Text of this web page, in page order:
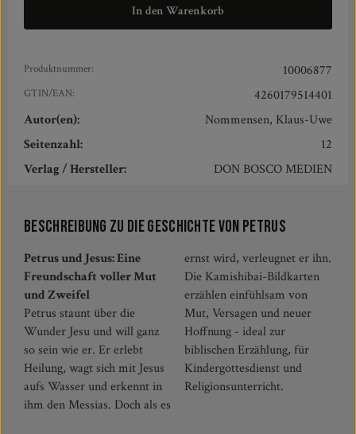
In den Warenkorb
Produktnummer: 10006877
GTIN/EAN:
4260179514401
Autor(en):
Nommensen, Klaus-Uwe
Seitenzahl:
12
Verlag / Hersteller:
DON BOSCO MEDIEN
Beschreibung zu Die Geschichte von Petrus
Petrus und Jesus: Eine
Freundschaft voller Mut
und Zweifel
Petrus staunt über die
Wunder Jesu und will ganz
so sein wie er. Er erlebt
Heilung, wagt sich mit Jesus
aufs Wasser und erkennt in
ihm den Messias. Doch als es
ernst wird, verleugnet er ihn.
Die Kamishibai-Bildkarten
erzählen einfühlsam von
Mut, Versagen und neuer
Hoffnung - ideal zur
biblischen Erzählung, für
Kindergottesdienst und
Religionsunterricht.